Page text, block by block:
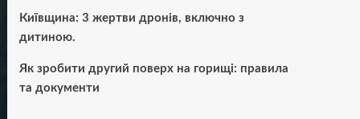
Київщина: 3 жертви дронів, включно з
дитиною.
Як зробити другий поверх на горищі: правила
та документи